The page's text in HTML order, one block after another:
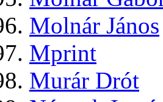
Molnár János
Mprint
Murár Drót